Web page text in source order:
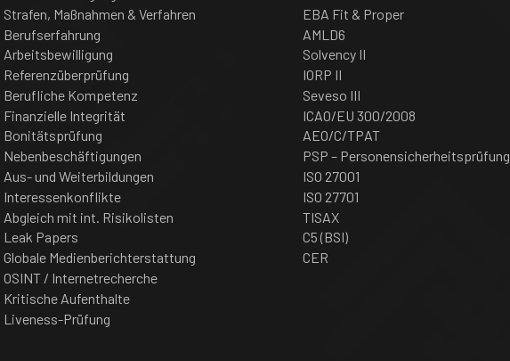
Strafen, Maßnahmen & Verfahren
Berufserfahrung
Arbeitsbewilligung
Referenzüberprüfung
Berufliche Kompetenz
Finanzielle Integrität
Bonitätsprüfung
Nebenbeschäftigungen
Aus- und Weiterbildungen
Interessenkonflikte
Abgleich mit int. Risikolisten
Leak Papers
Globale Medienberichterstattung
OSINT / Internetrecherche
Kritische Aufenthalte
Liveness-Prüfung
EBA Fit & Proper
AMLD6
Solvency II
IORP II
Seveso III
ICAO/EU 300/2008
AEO/C/TPAT
PSP – Personensicherheitsprüfung
ISO 27001
ISO 27701
TISAX
C5 (BSI)
CER